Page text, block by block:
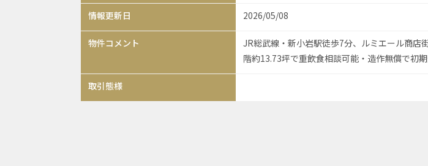
情報更新日 2026/05/08
物件コメント
JR総武線・新小岩駅徒歩7分、ルミエール商店
階約13.73坪で重飲食相談可能・造作無償で初
取引態様